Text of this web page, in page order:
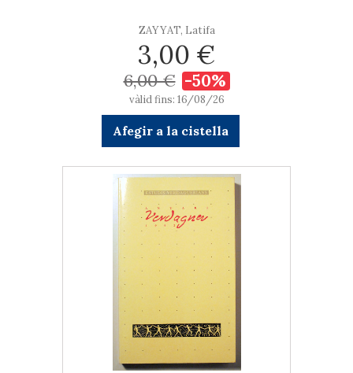
ZAYYAT, Latifa
3,00 €
6,00 € -50%
vàlid fins: 16/08/26
Afegir a la cistella